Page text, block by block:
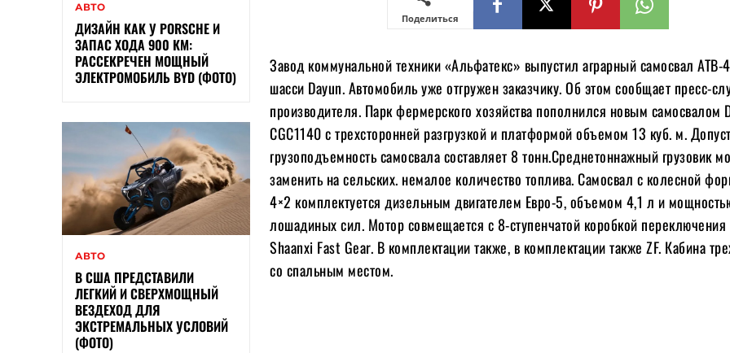
АВТО
ДИЗАЙН КАК У PORSCHE И
ЗАПАС ХОДА 900 КМ:
РАССЕКРЕЧЕН МОЩНЫЙ
ЭЛЕКТРОМОБИЛЬ BYD (ФОТО)
АВТО
В США ПРЕДСТАВИЛИ
ЛЕГКИЙ И СВЕРХМОЩНЫЙ
ВЕЗДЕХОД ДЛЯ
ЭКСТРЕМАЛЬНЫХ УСЛОВИЙ
(ФОТО)
Поделиться
Завод коммунальной техники «Альфатекс» выпустил аграрный самосвал
шасси Dayun. Автомобиль уже отгружен заказчику. Об этом сообщает пресс-
производителя. Парк фермерского хозяйства пополнился новым самосвалом
CGC1140 с трехсторонней разгрузкой и платформой объемом 13 куб. м.
грузоподъемность самосвала составляет 8 тонн.Среднетоннажный грузовик
заменить на сельских. немалое количество топлива. Самосвал с колесной
4×2 комплектуется дизельным двигателем Евро-5, объемом 4,1 л и
лошадиных сил. Мотор совмещается с 8-ступенчатой ​​коробкой переключения
Shaanxi Fast Gear. В комплектации также, в комплектации также ZF. Кабина
со спальным местом.